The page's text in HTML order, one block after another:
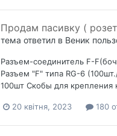
Продам пасивку (
тема ответил в Веник
Разъем-соединитель F-
Разъем "F" типа RG-6
100шт Скобы для крепления
20 квітня, 2023 180